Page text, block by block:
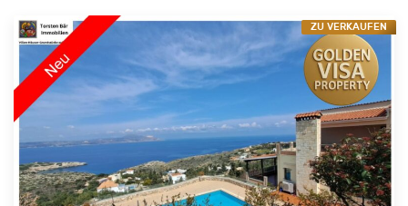
ZU VERKAUFEN